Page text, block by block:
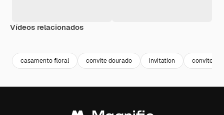
Vídeos relacionados
casamento floral convite dourado invitation convite